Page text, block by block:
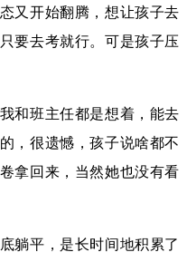
又开始翻腾，想让孩子去
要去考就行。可是孩子压
和班主任都是想着，能去
，很遗憾，孩子说啥都不
拿回来，当然她也没有看
躺平，是长时间地积累了